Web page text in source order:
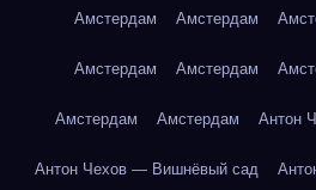
Амстердам Амстердам
Амстердам Амстердам
Амстердам Амстердам Антон
Антон Чехов — Вишнёвый сад